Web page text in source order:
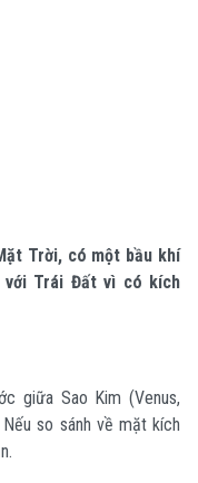
Trời, có một bầu khí
với Trái Đất vì có kích
giữa Sao Kim (Venus,
so sánh về mặt kích